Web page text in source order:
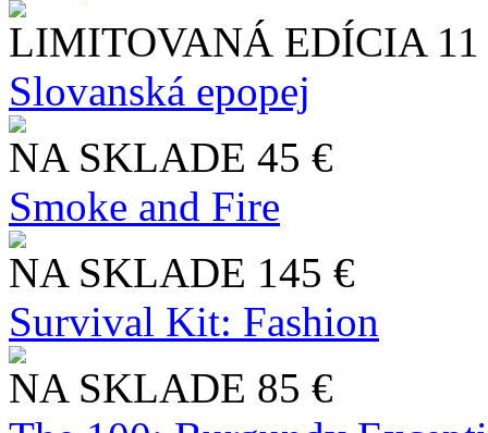
LIMITOVANÁ EDÍCIA
Slo​vanská epopej
NA SKLADE 45 €
Smoke and Fire
NA SKLADE 145 €
Survival Kit: Fashion
NA SKLADE 85 €